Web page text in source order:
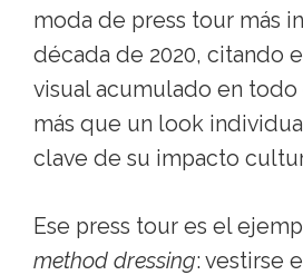
moda de press tour más
década de 2020, citando
visual acumulado en
más que un look
clave de su impacto
Ese press tour es el
method dressing: vestirse